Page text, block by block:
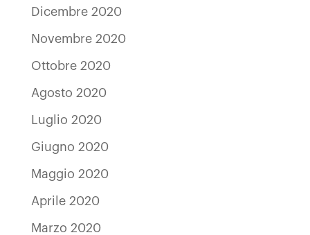
Dicembre 2020
Novembre 2020
Ottobre 2020
Agosto 2020
Luglio 2020
Giugno 2020
Maggio 2020
Aprile 2020
Marzo 2020